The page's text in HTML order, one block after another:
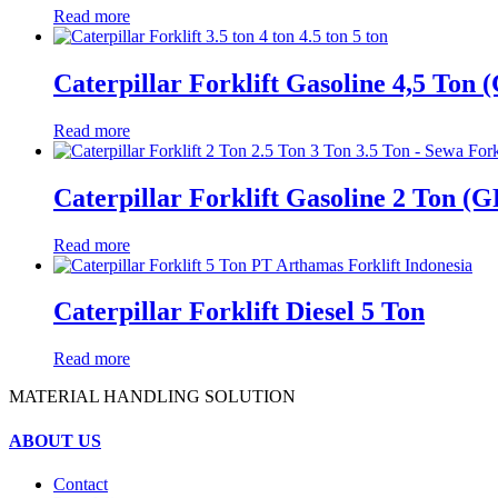
Read more
Caterpillar Forklift Gasoline 4,5 Ton
Read more
Caterpillar Forklift Gasoline 2 Ton
Read more
Caterpillar Forklift Diesel 5 Ton
Read more
MATERIAL HANDLING SOLUTION
ABOUT US
Contact